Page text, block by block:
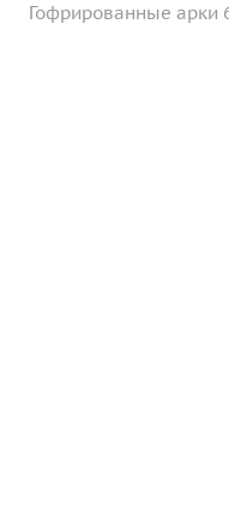
Гофрированные арки